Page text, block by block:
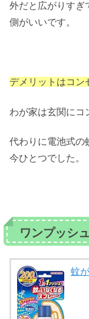
外だと広がりすぎ
側がいいです。
デメリットはコン
わが家は玄関にコ
代わりに電池式の
今ひとつでした。
ワンプッシ
蚊